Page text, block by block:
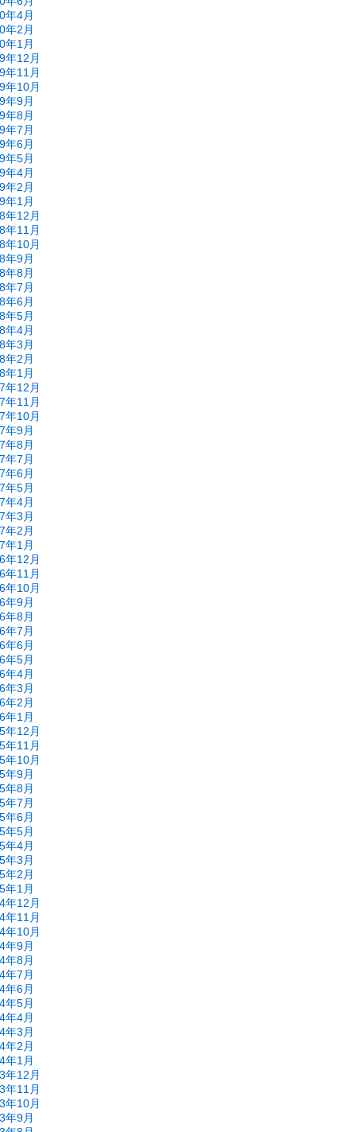
年4月
年2月
年1月
年12月
年11月
年10月
年9月
年8月
年7月
年6月
年5月
年4月
年2月
年1月
年12月
年11月
年10月
年9月
年8月
年7月
年6月
年5月
年4月
年3月
年2月
年1月
年12月
年11月
年10月
年9月
年8月
年7月
年6月
年5月
年4月
年3月
年2月
年1月
年12月
年11月
年10月
年9月
年8月
年7月
年6月
年5月
年4月
年3月
年2月
年1月
年12月
年11月
年10月
年9月
年8月
年7月
年6月
年5月
年4月
年3月
年2月
年1月
年12月
年11月
年10月
年9月
年8月
年7月
年6月
年5月
年4月
年3月
年2月
年1月
年12月
年11月
年10月
年9月